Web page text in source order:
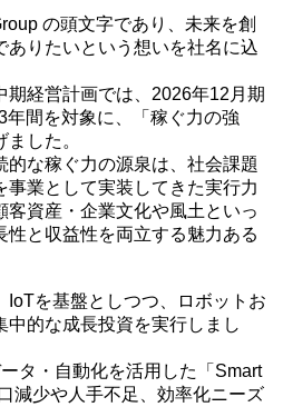
の頭文字であり、未来を創
ありたいという想いを社名に込
期経営計画では、2026年12月期
間を対象に、「稼ぐ力の強
した。
的な稼ぐ力の源泉は、社会課題
事業として実装してきた実行力
客資産・企業文化や風土といっ
性と収益性を両立する魅力ある
IoTを基盤としつつ、ロボットお
中的な成長投資を実行しまし
タ・自動化を活用した「Smart
減少や人手不足、効率化ニーズ